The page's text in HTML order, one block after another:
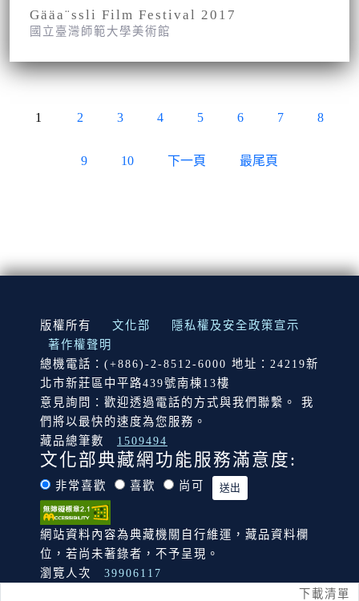
下載清單
Gääa¨ssli Film Festival 2017
國立臺灣師範大學美術館
1 2 3 4 5 6 7 8
9 10 下一頁 最尾頁
:::
版權所有 文化部
隱私權及安全政策宣示
著作權聲明
總機電話：(+886)-2-8512-6000 地址：24219新
北市新莊區中平路439號南棟13樓
意見詢問：歡迎透過電話的方式與我們聯繫。 我
們將以最快的速度為您服務。
藏品總筆數
1509494
文化部典藏網功能服務滿意度:
非常喜歡 喜歡 尚可
網站資料內容為典藏機關自行維運，藏品資料欄
位，若尚未著錄者，不予呈現。
瀏覽人次
39906117